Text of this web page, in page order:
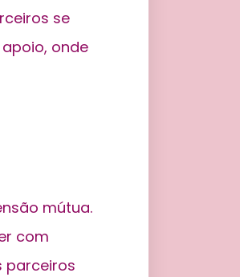
se
onde
mútua.
com
parceiros